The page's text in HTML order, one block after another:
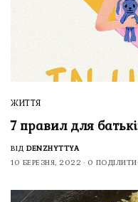
ЖИТТЯ
7 правил для
ВІД DENZHYTTYA
10 БЕРЕЗНЯ, 2022
0